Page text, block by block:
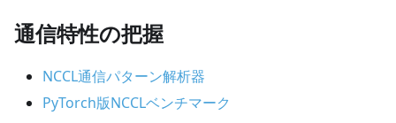
通信特性の把握
NCCL通信パターン解析器
PyTorch版NCCLベンチマーク